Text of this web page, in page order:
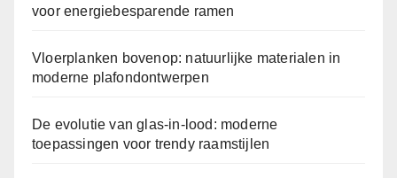
voor energiebesparende ramen
Vloerplanken bovenop: natuurlijke materialen in
moderne plafondontwerpen
De evolutie van glas-in-lood: moderne
toepassingen voor trendy raamstijlen